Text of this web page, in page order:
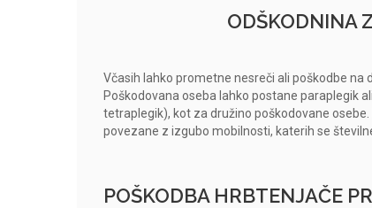
ODŠKODNINA
Včasih lahko prometne nesreči ali poškodbe
Poškodovana oseba lahko postane paraplegik
tetraplegik), kot za družino poškodovane
povezane z izgubo mobilnosti, katerih se
POŠKODBA HRBTENJAČE